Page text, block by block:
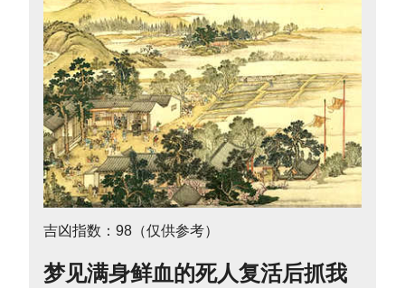
吉凶指数：98（仅供参考）
梦见满身鲜血的死人复活后抓我